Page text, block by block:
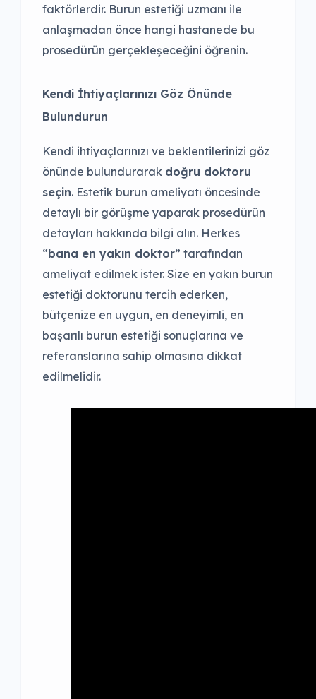
faktörlerdir. Burun estetiği uzmanı ile
anlaşmadan önce hangi hastanede bu
prosedürün gerçekleşeceğini öğrenin.
Kendi İhtiyaçlarınızı Göz Önünde
Bulundurun
Kendi ihtiyaçlarınızı ve beklentilerinizi göz
önünde bulundurarak doğru doktoru
seçin. Estetik burun ameliyatı öncesinde
detaylı bir görüşme yaparak prosedürün
detayları hakkında bilgi alın. Herkes
“bana en yakın doktor” tarafından
ameliyat edilmek ister. Size en yakın burun
estetiği doktorunu tercih ederken,
bütçenize en uygun, en deneyimli, en
başarılı burun estetiği sonuçlarına ve
referanslarına sahip olmasına dikkat
edilmelidir.